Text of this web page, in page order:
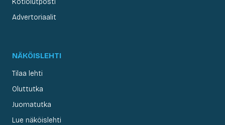
Advertoriaalit
NÄKÖISLEHTI
Tilaa lehti
Oluttutka
Juomatutka
Lue näköislehti